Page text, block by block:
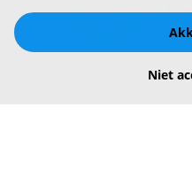
Niet